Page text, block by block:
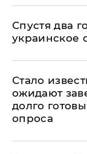
Спустя два
украинское
Стало
ожидают
долго
опроса